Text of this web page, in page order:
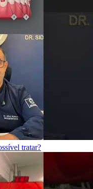
tratar?